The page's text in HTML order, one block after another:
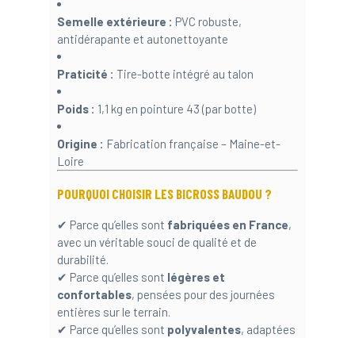
Semelle extérieure : PVC robuste,
antidérapante et autonettoyante
Praticité : Tire-botte intégré au talon
Poids : 1,1 kg en pointure 43 (par botte)
Origine : Fabrication française – Maine-et-
Loire
POURQUOI CHOISIR LES BICROSS BAUDOU ?
✔ Parce qu’elles sont fabriquées en France,
avec un véritable souci de qualité et de
durabilité.
✔ Parce qu’elles sont légères et
confortables, pensées pour des journées
entières sur le terrain.
✔ Parce qu’elles sont polyvalentes, adaptées